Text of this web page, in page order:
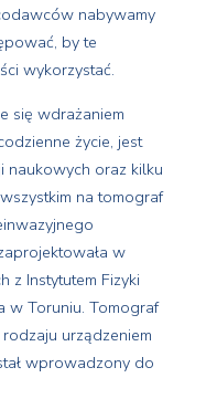
nabywamy
by te
wykorzystać.
się wdrażaniem
życie, jest
naukowych oraz kilku
na tomograf
w
z Instytutem Fizyki
w Toruniu. Tomograf
urządzeniem
wprowadzony do